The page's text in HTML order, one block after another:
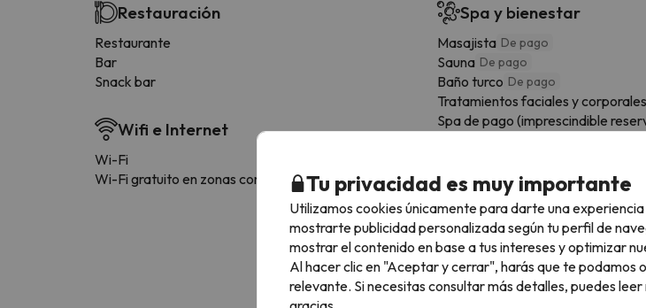
Restauración
Restaurante
Bar
Snack bar
Wifi e Internet
Wi-Fi
Wi-Fi gratuito en zonas comunes
Spa y bienestar
Masajista De pago
Sauna De pago
Baño turco De pago
Tratamientos faciales y corporales
Spa de pago (imprescindible
Terraza
Pista de tenis
Business Center De pago
Terraza solarium
Tu privacidad es muy importante
Utilizamos cookies únicamente para darte una
mostrarte publicidad personalizada según tu perfil de
mostrar el contenido en base a tus intereses y optimizar
Al hacer clic en "Aceptar y cerrar", harás que te podamos
relevante. Si necesitas consultar más detalles, puedes